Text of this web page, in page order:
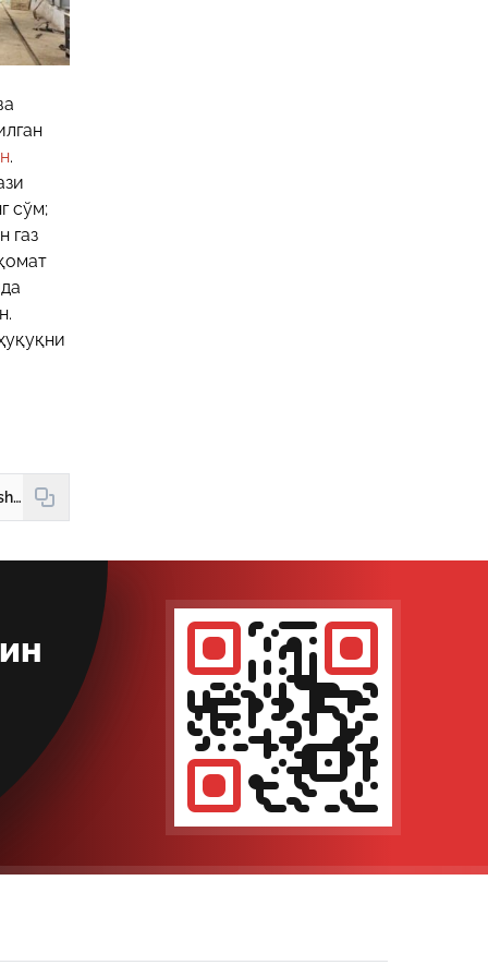
.
сўм;
газ
https://new.hudud24.uz/news/toshkent-viloyatida-3-ta-istemolchi-700-mln-sumlik-gaz-va-svetdan-nokonunij-fojdalangani-aniklandi